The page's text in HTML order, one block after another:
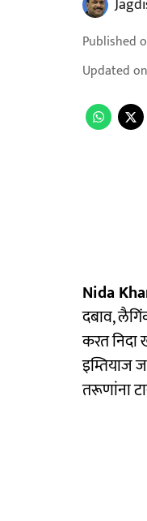
Published
Updated on
Nida
दबाव,
करत निदा
इम्तियाज
तरूणांना